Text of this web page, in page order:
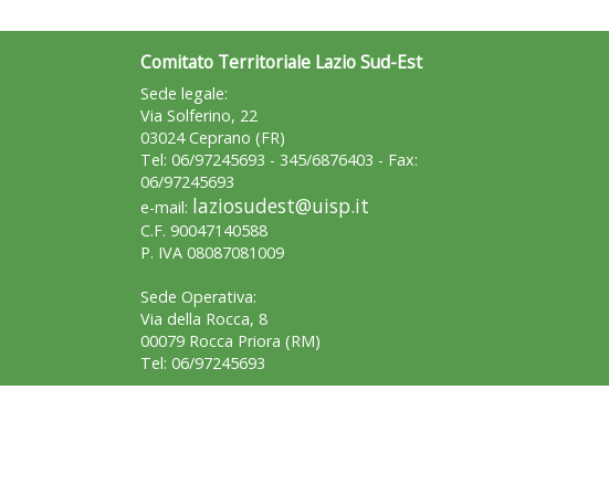
Comitato Territoriale Lazio Sud-Est
Sede legale:
Via Solferino, 22
03024 Ceprano (FR)
Tel: 06/97245693 - 345/6876403 - Fax:
06/97245693
e-mail: laziosudest@uisp.it
C.F. 90047140588
P. IVA 08087081009
Sede Operativa:
Via della Rocca, 8
00079 Rocca Priora (RM)
Tel: 06/97245693